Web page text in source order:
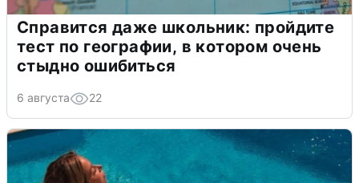
Справится даже школьник: пройдите
тест по географии, в котором очень
стыдно ошибиться
6 августа 22